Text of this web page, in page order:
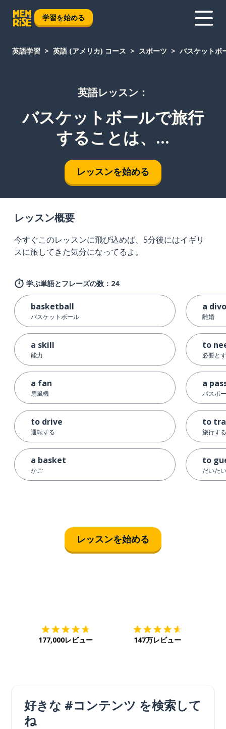
学習を始める
英語学習 英語 (アメリカ) コース スポーツ バスケットボ
英語レッスン：
バスケットボールで旅行
することは、...
レッスンを始める
レッスン概要
今すぐこのレッスンに飛び込めば、5分後にはイギリ
スに旅してきた気分になってるよ。
学ぶ単語とフレーズの数：24
basketball
バスケットボール
a skill
能力
a fan
扇風機
to drive
運転する
a basket
かご
a
離婚
to
必要と
a
パスポ
to
旅行する
to
だいた
レッスンを始める
177,000レビュー 147万レビュー
好きな #コンテンツ を検索して
ね